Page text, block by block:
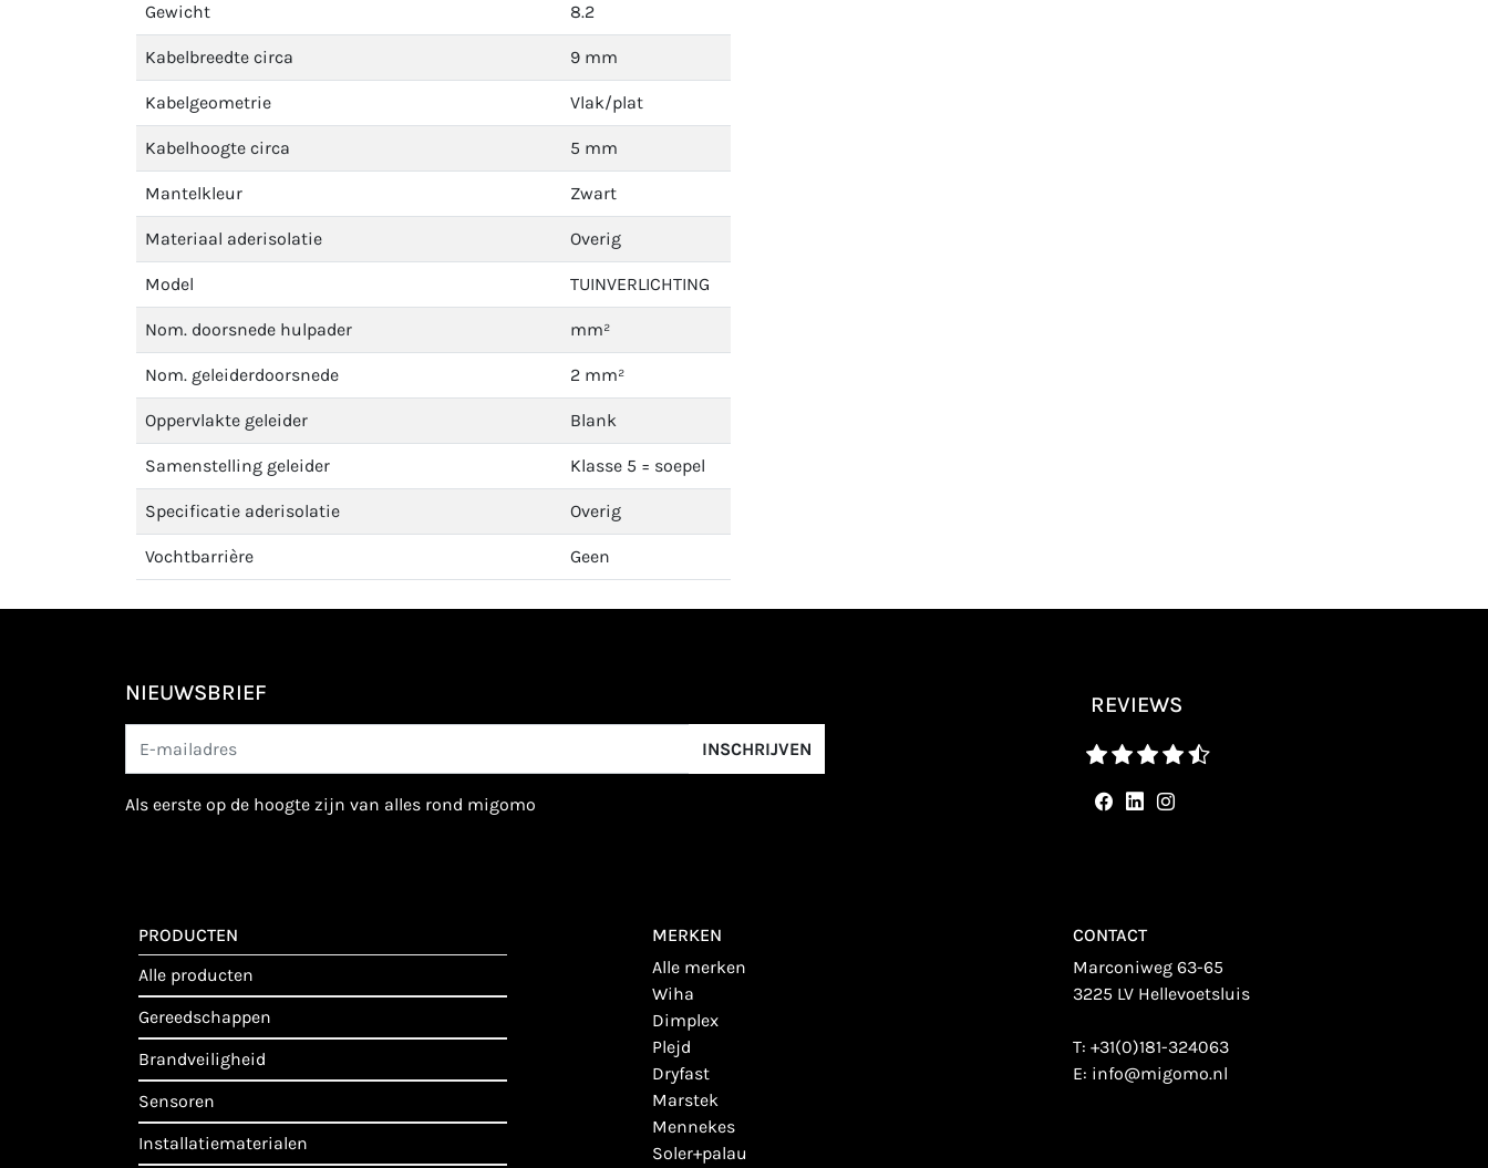
Gewicht 8.2
Kabelbreedte circa 9 mm
Kabelgeometrie Vlak/plat
Kabelhoogte circa 5 mm
Mantelkleur Zwart
Materiaal aderisolatie Overig
Model TUINVERLICHTING
Nom. doorsnede hulpader mm²
Nom. geleiderdoorsnede 2 mm²
Oppervlakte geleider Blank
Samenstelling geleider Klasse 5 = soepel
Specificatie aderisolatie Overig
Vochtbarrière Geen
NIEUWSBRIEF
INSCHRIJVEN
als eerste op de hoogte zijn van alles rond migomo
REVIEWS
PRODUCTEN
alle producten
gereedschappen
brandveiligheid
sensoren
installatiematerialen
MERKEN
alle merken
wiha
dimplex
plejd
dryfast
marstek
mennekes
soler+palau
CONTACT
Marconiweg 63-65
3225 LV Hellevoetsluis
T:+31(0)181-324063
E: info@migomo.nl